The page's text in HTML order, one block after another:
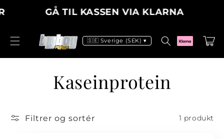
indholdGÅ TIL KASSEN VIA KLARNA
🇸🇪 Sverige (SEK) ▾
K
l
Kaseinprotein
Filtrer og sortér 1 produkt